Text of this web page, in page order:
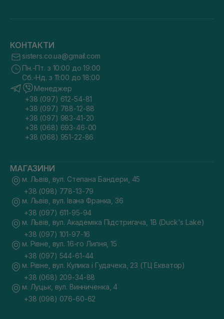
КОНТАКТИ
sisters.co.ua@gmail.com
Пн.-Пт. з 10:00 до 19:00
Сб.-Нд. з 11:00 до 18:00
Менеджер
+38 (097) 612-54-81
+38 (097) 788-12-88
+38 (097) 983-41-20
+38 (068) 693-46-00
+38 (068) 951-22-86
МАГАЗИНИ
м. Львів, вул. Степана Бандери, 45
+38 (098) 778-13-79
м. Львів, вул. Івана Франка, 36
+38 (097) 611-95-94
м. Львів, вул. Академіка Підстригача, 1В (Duck's Lake)
+38 (097) 101-97-16
м. Рівне, вул. 16-го Липня, 15
+38 (097) 544-61-44
м. Рівне, вул. Кулика і Гудачека, 23 (ТЦ Екватор)
+38 (068) 209-34-88
м. Луцьк, вул. Винниченка, 4
+38 (098) 076-60-62